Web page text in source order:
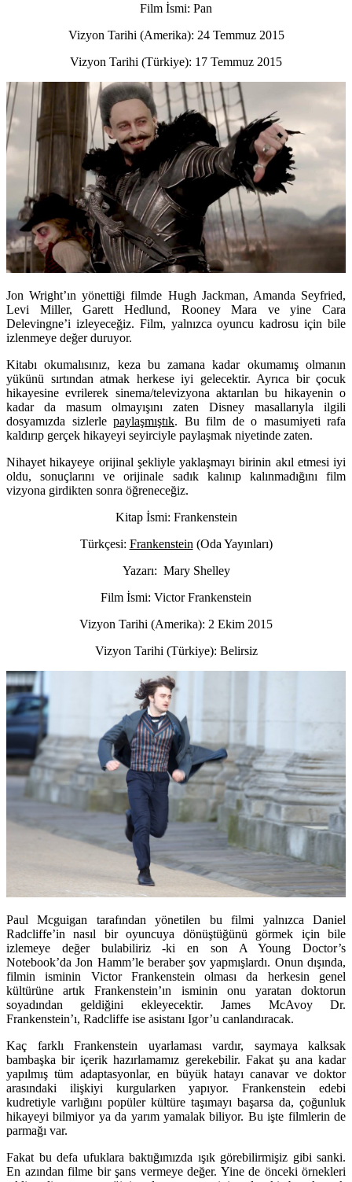
Film İsmi: Pan
Vizyon Tarihi (Amerika): 24 Temmuz 2015
Vizyon Tarihi (Türkiye): 17 Temmuz 2015
Jon Wright’ın yönettiği filmde Hugh Jackman, Amanda Seyfried,
Levi Miller, Garett Hedlund, Rooney Mara ve yine Cara
Delevingne’i izleyeceğiz. Film, yalnızca oyuncu kadrosu için bile
izlenmeye değer duruyor.
Kitabı okumalısınız, keza bu zamana kadar okumamış olmanın
yükünü sırtından atmak herkese iyi gelecektir. Ayrıca bir çocuk
hikayesine evrilerek sinema/televizyona aktarılan bu hikayenin o
kadar da masum olmayışını zaten Disney masallarıyla ilgili
dosyamızda sizlerle paylaşmıştık. Bu film de o masumiyeti rafa
kaldırıp gerçek hikayeyi seyirciyle paylaşmak niyetinde zaten.
Nihayet hikayeye orijinal şekliyle yaklaşmayı birinin akıl etmesi iyi
oldu, sonuçlarını ve orijinale sadık kalınıp kalınmadığını film
vizyona girdikten sonra öğreneceğiz.
Kitap İsmi: Frankenstein
Türkçesi: Frankenstein (Oda Yayınları)
Yazarı: Mary Shelley
Film İsmi: Victor Frankenstein
Vizyon Tarihi (Amerika): 2 Ekim 2015
Vizyon Tarihi (Türkiye): Belirsiz
Paul Mcguigan tarafından yönetilen bu filmi yalnızca Daniel
Radcliffe’in nasıl bir oyuncuya dönüştüğünü görmek için bile
izlemeye değer bulabiliriz -ki en son A Young Doctor’s
Notebook’da Jon Hamm’le beraber şov yapmışlardı. Onun dışında,
filmin isminin Victor Frankenstein olması da herkesin genel
kültürüne artık Frankenstein’ın isminin onu yaratan doktorun
soyadından geldiğini ekleyecektir. James McAvoy Dr.
Frankenstein’ı, Radcliffe ise asistanı Igor’u canlandıracak.
Kaç farklı Frankenstein uyarlaması vardır, saymaya kalksak
bambaşka bir içerik hazırlamamız gerekebilir. Fakat şu ana kadar
yapılmış tüm adaptasyonlar, en büyük hatayı canavar ve doktor
arasındaki ilişkiyi kurgularken yapıyor. Frankenstein edebi
kudretiyle varlığını popüler kültüre taşımayı başarsa da, çoğunluk
hikayeyi bilmiyor ya da yarım yamalak biliyor. Bu işte filmlerin de
parmağı var.
Fakat bu defa ufuklara baktığımızda ışık görebilirmişiz gibi sanki.
En azından filme bir şans vermeye değer. Yine de önceki örnekleri